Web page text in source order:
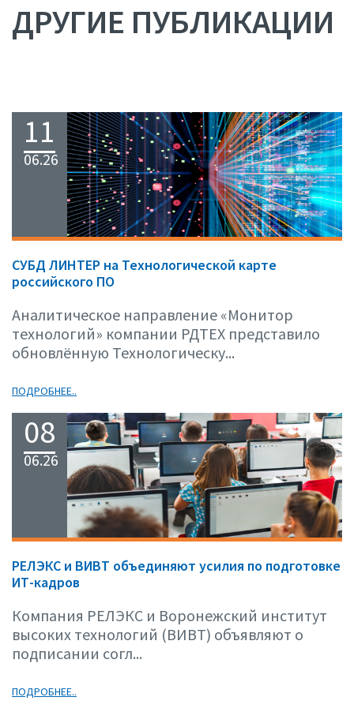
ДРУГИЕ ПУБЛИКАЦИИ
11
06.26
СУБД ЛИНТЕР на Технологической карте
российского ПО
Аналитическое направление «Монитор
технологий» компании РДТЕХ представило
обновлённую Технологическу...
ПОДРОБНЕЕ..
08
06.26
РЕЛЭКС и ВИВТ объединяют усилия по подготовке
ИТ-кадров
Компания РЕЛЭКС и Воронежский институт
высоких технологий (ВИВТ) объявляют о
подписании согл...
ПОДРОБНЕЕ..